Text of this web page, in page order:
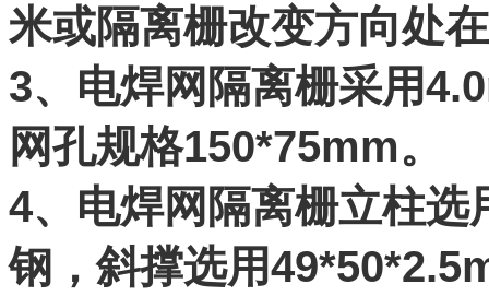
米或隔离栅改变方向处
3、电焊网隔离栅采用
网孔规格150*75mm。
4、电焊网隔离栅立柱
钢，斜撑选用